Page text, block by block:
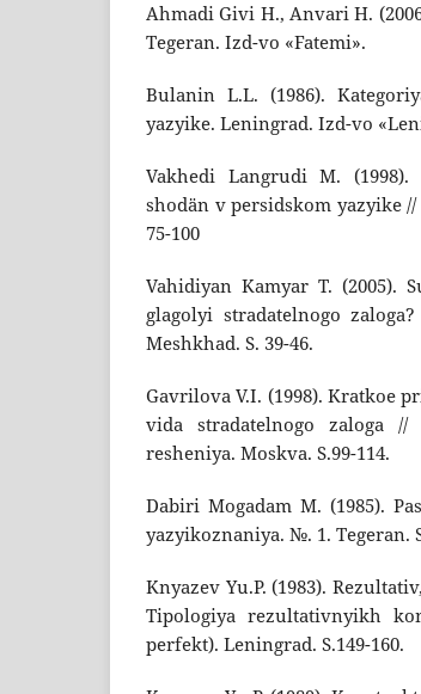
Ahmadi Givi H., Anvari H.
Tegeran. Izd-vo «Fatemi».
Bulanin L.L. (1986).
yazyike. Leningrad. Izd-vo
Vakhedi Langrudi M.
shodän v persidskom yazyike
75-100
Vahidiyan Kamyar T. (2005).
glagolyi stradatelnogo
Meshkhad. S. 39-46.
Gavrilova V.I. (1998). Kratkoe
vida stradatelnogo zaloga
resheniya. Moskva. S.99-114.
Dabiri Mogadam M. (1985).
yazyikoznaniya. №. 1. Tegeran.
Knyazev Yu.P. (1983).
Tipologiya rezultativnyikh
perfekt). Leningrad. S.149-160.